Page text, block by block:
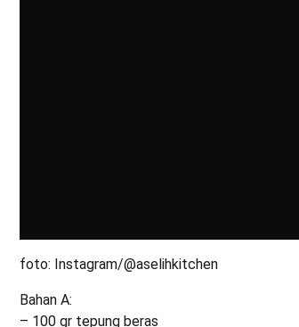
foto: Instagram/@aselihkitchen
Bahan A:
– 100 gr tepung beras